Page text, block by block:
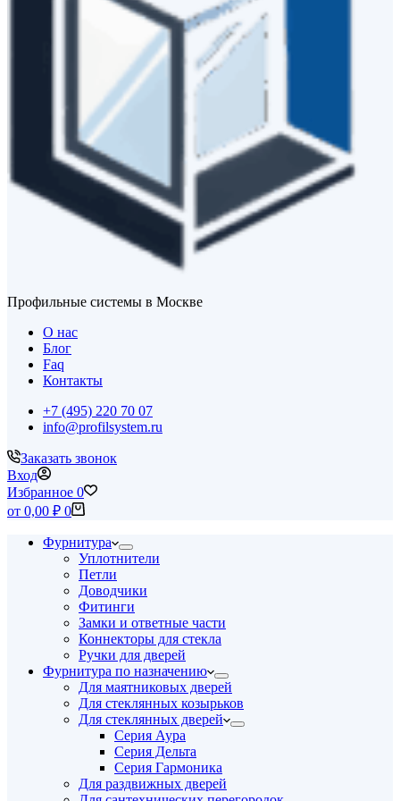
Профильные системы в Москве
О нас
Блог
Faq
Контакты
+7 (495) 220 70 07
info@profilsystem.ru
Заказать звонок
Вход
Избранное 0
Корзина
от 0,00 ₽ 0
Фурнитура
Уплотнители
Петли
Доводчики
Фитинги
Замки и ответные части
Коннекторы для стекла
Ручки для дверей
Фурнитура по назначению
Для маятниковых дверей
Для стеклянных козырьков
Для стеклянных дверей
Серия Аура
Серия Дельта
Серия Гармоника
Для раздвижных дверей